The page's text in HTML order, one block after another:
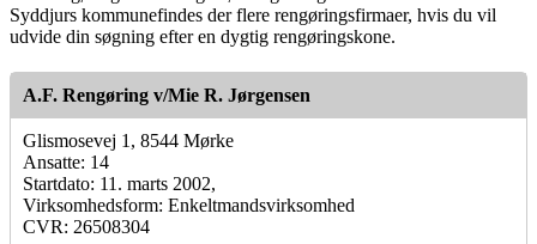
Syddjurs kommunefindes der flere rengøringsfirmaer, hvis du vil
udvide din søgning efter en dygtig rengøringskone.
A.F. Rengøring v/Mie R. Jørgensen
Glismosevej 1, 8544 Mørke
Ansatte: 14
Startdato: 11. marts 2002,
Virksomhedsform: Enkeltmandsvirksomhed
CVR: 26508304